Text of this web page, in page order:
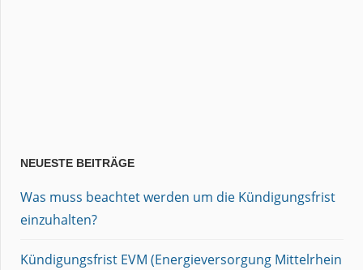
NEUESTE BEITRÄGE
Was muss beachtet werden um die Kündigungsfrist
einzuhalten?
Kündigungsfrist EVM (Energieversorgung Mittelrhein